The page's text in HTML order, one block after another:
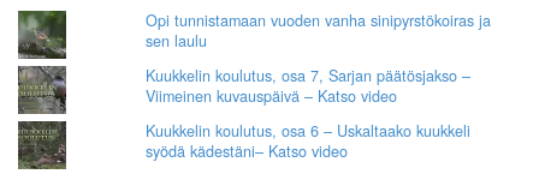
Opi tunnistamaan vuoden vanha sinipyrstökoiras ja
sen laulu
Kuukkelin koulutus, osa 7, Sarjan päätösjakso –
Viimeinen kuvauspäivä – Katso video
Kuukkelin koulutus, osa 6 – Uskaltaako kuukkeli
syödä kädestäni– Katso video